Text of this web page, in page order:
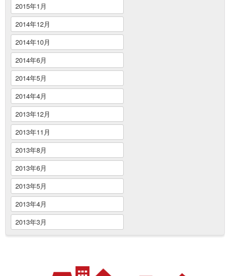
2015年1月
2014年12月
2014年10月
2014年6月
2014年5月
2014年4月
2013年12月
2013年11月
2013年8月
2013年6月
2013年5月
2013年4月
2013年3月